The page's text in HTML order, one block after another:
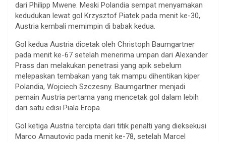
dari Philipp Mwene. Meski Polandia sempat menyamakan
kedudukan lewat gol Krzysztof Piatek pada menit ke-30,
Austria kembali memimpin di babak kedua.
Gol kedua Austria dicetak oleh Christoph Baumgartner
pada menit ke-67 setelah menerima umpan dari Alexander
Prass dan melakukan penetrasi yang apik sebelum
melepaskan tembakan yang tak mampu dihentikan kiper
Polandia, Wojciech Szczesny. Baumgartner menjadi
pemain Austria pertama yang mencetak gol dalam lebih
dari satu edisi Piala Eropa.
Gol ketiga Austria tercipta dari titik penalti yang dieksekusi
Marco Arnautovic pada menit ke-78, setelah Marcel